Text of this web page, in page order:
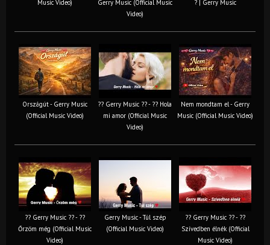
Music Video)
Gerry Music (Official Music
Video)
? | Gerry Music
Országút - Gerry Music
(Official Music Video)
?? Gerry Music ?? - ?? Hola
mi amor (Official Music
Video)
Nem mondtam el - Gerry
Music (Official Music Video)
?? Gerry Music ?? - ??
Őrzöm még (Official Music
Video)
Gerry Music - Túl szép
(Official Music Video)
?? Gerry Music ?? - ??
Szívedben élnék (Official
Music Video)